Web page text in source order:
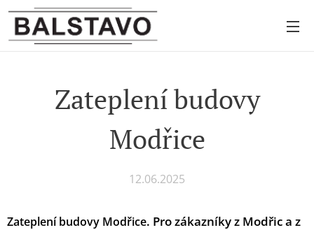
Zateplení budovy
Modřice
12.06.2025
Zateplení budovy Modřice. Pro zákazníky z Modřic a z